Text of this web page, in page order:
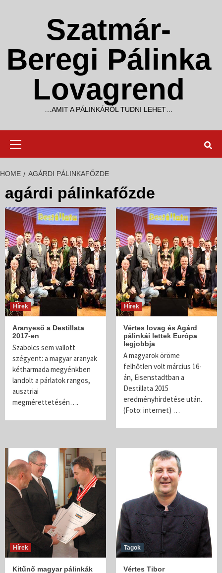
Szatmár-
Beregi Pálinka
Lovagrend
…AMIT A PÁLINKÁRÓL TUDNI LEHET…
HOME AGÁRDI PÁLINKAFŐZDE
agárdi pálinkafőzde
Hírek
Aranyeső a Destillata
2017-en
Szabolcs sem vallott
szégyent: a magyar aranyak
kétharmada megyénkben
landolt a párlatok rangos,
ausztriai
megmérettetésén….
Hírek
Vértes lovag és Agárd
pálinkái lettek Európa
legjobbja
A magyarok öröme
felhőtlen volt március 16-
án, Eisenstadtban a
Destillata 2015
eredményhirdetése után.
(Foto: internet) …
Hírek
Kitűnő magyar pálinkák
Tagok
Vértes Tibor